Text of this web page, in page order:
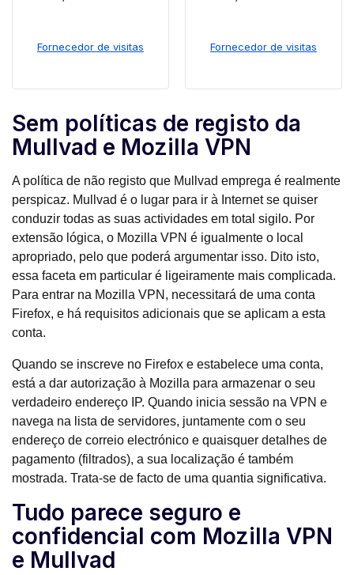
Fornecedor de visitas Fornecedor de visitas
Sem políticas de registo da
Mullvad e Mozilla VPN
A política de não registo que Mullvad emprega é realmente
perspicaz. Mullvad é o lugar para ir à Internet se quiser
conduzir todas as suas actividades em total sigilo. Por
extensão lógica, o Mozilla VPN é igualmente o local
apropriado, pelo que poderá argumentar isso. Dito isto,
essa faceta em particular é ligeiramente mais complicada.
Para entrar na Mozilla VPN, necessitará de uma conta
Firefox, e há requisitos adicionais que se aplicam a esta
conta.
Quando se inscreve no Firefox e estabelece uma conta,
está a dar autorização à Mozilla para armazenar o seu
verdadeiro endereço IP. Quando inicia sessão na VPN e
navega na lista de servidores, juntamente com o seu
endereço de correio electrónico e quaisquer detalhes de
pagamento (filtrados), a sua localização é também
mostrada. Trata-se de facto de uma quantia significativa.
Tudo parece seguro e
confidencial com Mozilla VPN
e Mullvad